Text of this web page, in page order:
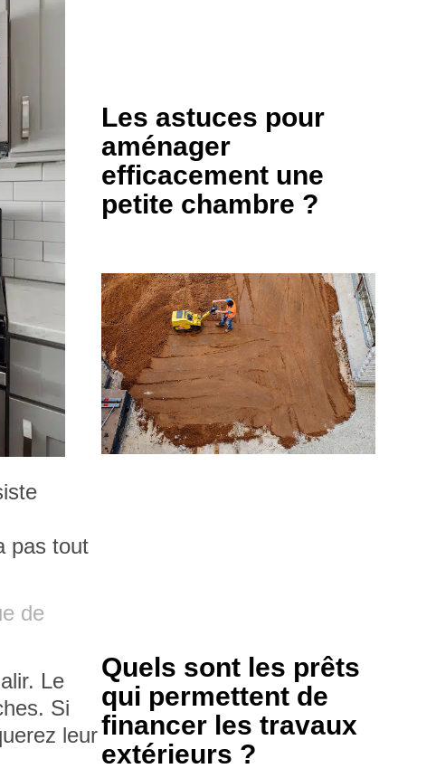
pas tout
de
Le
. Si
leur
Les astuces pour
aménager
efficacement une
petite chambre ?
Quels sont les prêts
qui permettent de
financer les travaux
extérieurs ?